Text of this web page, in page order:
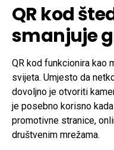
QR kod
smanjuje
QR kod funkcionira
svijeta. Umjesto da
dovoljno je otvoriti
je posebno korisno
promotivne stranice,
društvenim mrežama.